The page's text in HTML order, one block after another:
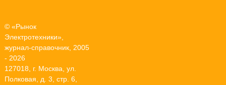
© «Рынок
Электротехники»,
журнал-справочник, 2005
- 2026
127018, г. Москва, ул.
Полковая, д. 3, стр. 6,